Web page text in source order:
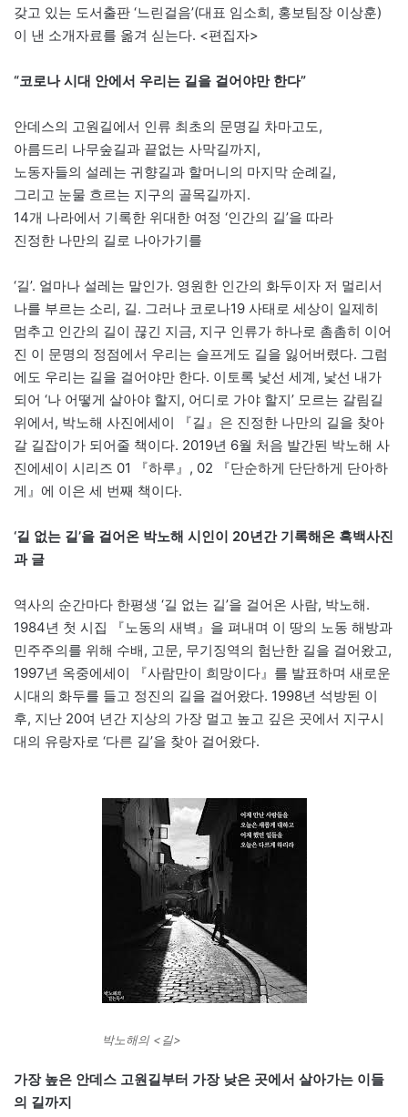
갖고 있는 도서출판 ‘느린걸음’(대표 임소희, 홍보팀장 이상훈)
이 낸 소개자료를 옮겨 싣는다. <편집자>
“코로나 시대 안에서 우리는 길을 걸어야만 한다”
안데스의 고원길에서 인류 최초의 문명길 차마고도,
아름드리 나무숲길과 끝없는 사막길까지,
노동자들의 설레는 귀향길과 할머니의 마지막 순례길,
그리고 눈물 흐르는 지구의 골목길까지.
14개 나라에서 기록한 위대한 여정 ‘인간의 길’을 따라
진정한 나만의 길로 나아가기를
‘길’. 얼마나 설레는 말인가. 영원한 인간의 화두이자 저 멀리서
나를 부르는 소리, 길. 그러나 코로나19 사태로 세상이 일제히
멈추고 인간의 길이 끊긴 지금, 지구 인류가 하나로 촘촘히 이어
진 이 문명의 정점에서 우리는 슬프게도 길을 잃어버렸다. 그럼
에도 우리는 길을 걸어야만 한다. 이토록 낯선 세계, 낯선 내가
되어 ‘나 어떻게 살아야 할지, 어디로 가야 할지’ 모르는 갈림길
위에서, 박노해 사진에세이 『길』은 진정한 나만의 길을 찾아
갈 길잡이가 되어줄 책이다. 2019년 6월 처음 발간된 박노해 사
진에세이 시리즈 01 『하루』, 02 『단순하게 단단하게 단아하
게』에 이은 세 번째 책이다.
‘길 없는 길’을 걸어온 박노해 시인이 20년간 기록해온 흑백사진
과 글
역사의 순간마다 한평생 ‘길 없는 길’을 걸어온 사람, 박노해.
1984년 첫 시집 『노동의 새벽』을 펴내며 이 땅의 노동 해방과
민주주의를 위해 수배, 고문, 무기징역의 험난한 길을 걸어왔고,
1997년 옥중에세이 『사람만이 희망이다』를 발표하며 새로운
시대의 화두를 들고 정진의 길을 걸어왔다. 1998년 석방된 이
후, 지난 20여 년간 지상의 가장 멀고 높고 깊은 곳에서 지구시
대의 유랑자로 ‘다른 길’을 찾아 걸어왔다.
박노해의 <길>
가장 높은 안데스 고원길부터 가장 낮은 곳에서 살아가는 이들
의 길까지